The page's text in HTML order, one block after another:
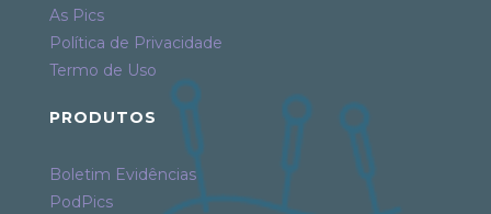
As Pics
Política de Privacidade
Termo de Uso
PRODUTOS
Boletim Evidências
PodPics